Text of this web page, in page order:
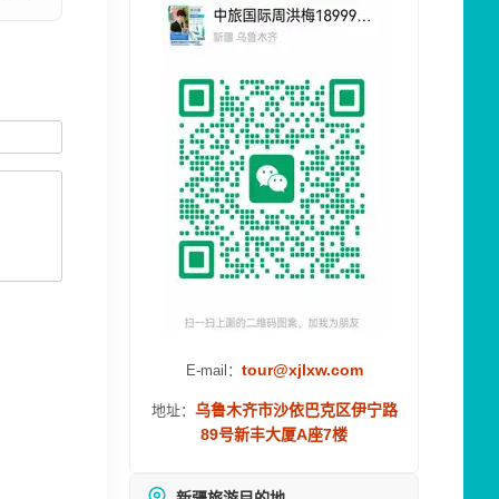
E-mail： tour@xjlxw.com
地址： 乌鲁木齐市沙依巴克区伊宁路
89号新丰大厦A座7楼